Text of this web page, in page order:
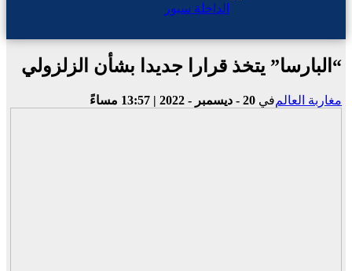
“البارسا” يتخذ قرارا جديدا بشأن الزلزولي
مغاربة العالمفي 20 - ديسمبر - 2022 | 13:57 مساءً